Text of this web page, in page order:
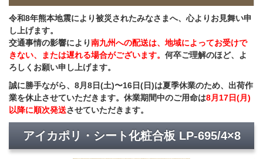
令和8年熊本地震により被災されたみなさまへ、心よりお見舞い申
し上げます。
交通事情の影響により南九州への配送は、地域によってお受けで
きない、または遅れる場合がございます。 何卒ご理解のほど、よ
ろしくお願い申し上げます。
誠に勝手ながら、8月8日(土)〜16日(日)は夏季休業のため、出荷作
業を休止させていただきます。休業期間中のご用命は8月17日(月)
以降に順次発送させていただきます。
アイカポリ・シート化粧合板 LP-695/4×8